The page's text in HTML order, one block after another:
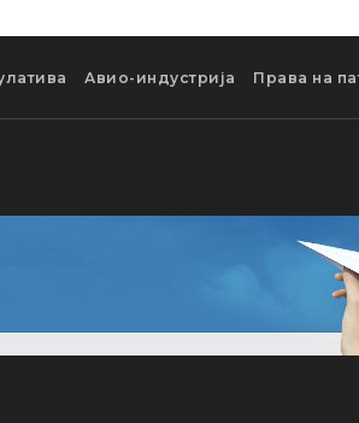
Авио-индустрија Права на